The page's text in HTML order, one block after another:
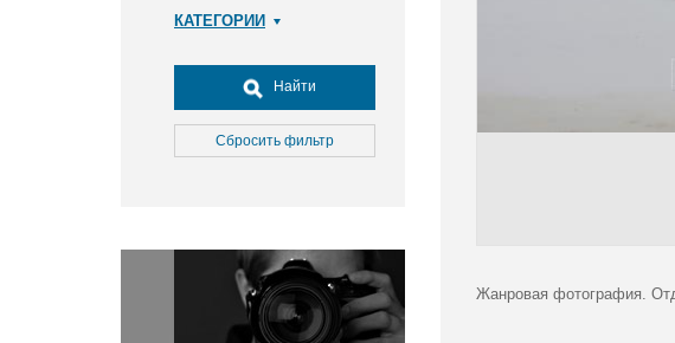
КАТЕГОРИИ
Досуг, туризм и отдых
Культура
Медицина
Окружающая среда
Политика
Правосудие
Найти
Сбросить фильтр
Жанровая фотография.